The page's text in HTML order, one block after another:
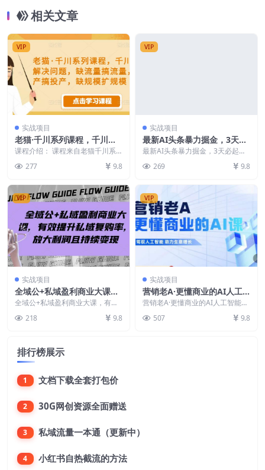
相关文章
VIP
实战项目
老猫·千川系列课程，千川投
放解决问题，缺流量搞流量，
缺投产搞投产，缺规模扩规模
课程介绍： 课程来自老猫千川系
解决问题，缺流量搞...
277 9.8
VIP
实战项目
最新AI头条暴力掘金，3天必
起号，不违规0封号，复制粘
贴月入5000＋【揭秘】
最新AI头条暴力掘金，3天必起
000＋【揭秘】 ...
269 9.8
VIP
实战项目
全域公+私域盈利商业大课，
有效提升私域复购率，放大利
全域公+私域盈利商业大课，有效
变现 帮助学员精准获...
218 9.8
VIP
实战项目
营销老A·更懂商业的AI人工
智能课，​驾驭人工智能助力生
营销老A·更懂商业的AI人工智能
课程内容： 1-...
507 9.8
排行榜展示
1 文档下载全套打包价
2 30G网创资源全面赠送
3 私域流量一本通（更新中）
4 小红书自热截流的方法